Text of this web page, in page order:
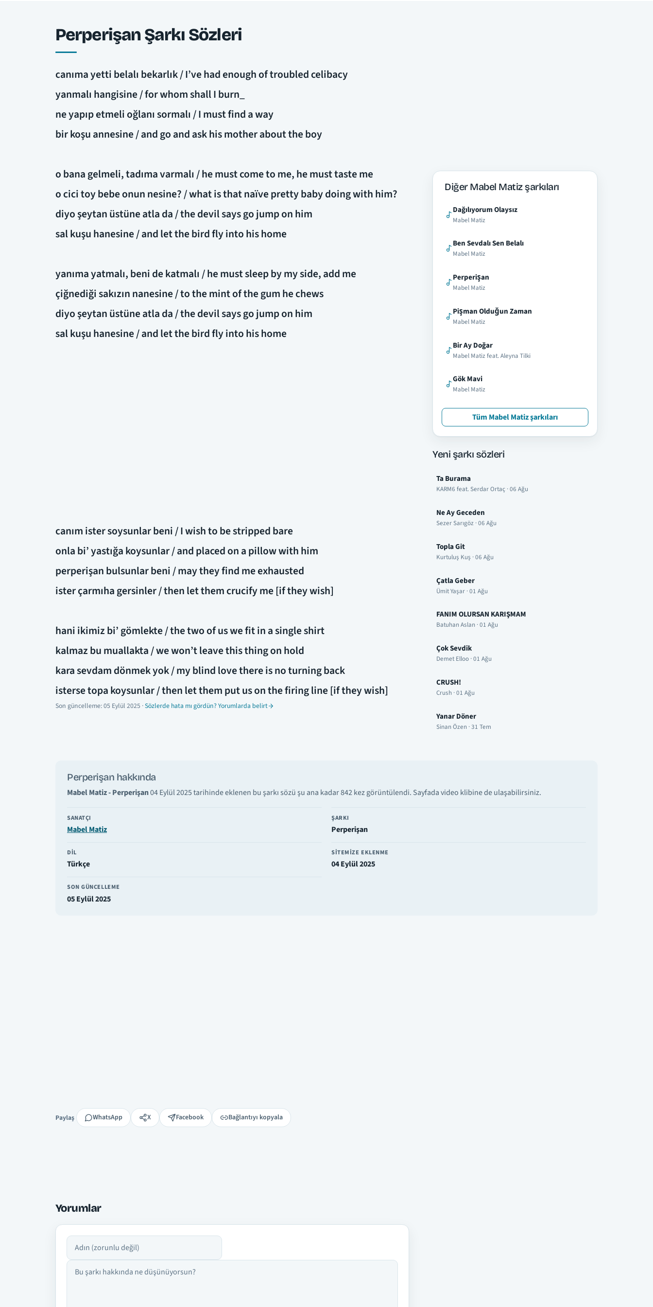
Perperişan Şarkı Sözleri
canıma yetti belalı bekarlık / I’ve had enough of troubled celibacy
yanmalı hangisine / for whom shall I burn_
ne yapıp etmeli oğlanı sormalı / I must find a way
bir koşu annesine / and go and ask his mother about the boy
o bana gelmeli, tadıma varmalı / he must come to me, he must taste me
o cici toy bebe onun nesine? / what is that naïve pretty baby doing with him?
diyo şeytan üstüne atla da / the devil says go jump on him
sal kuşu hanesine / and let the bird fly into his home
yanıma yatmalı, beni de katmalı / he must sleep by my side, add me
çiğnediği sakızın nanesine / to the mint of the gum he chews
diyo şeytan üstüne atla da / the devil says go jump on him
sal kuşu hanesine / and let the bird fly into his home
canım ister soysunlar beni / I wish to be stripped bare
onla bi’ yastığa koysunlar / and placed on a pillow with him
perperişan bulsunlar beni / may they find me exhausted
ister çarmıha gersinler / then let them crucify me [if they wish]
hani ikimiz bi’ gömlekte / the two of us we fit in a single shirt
kalmaz bu muallakta / we won’t leave this thing on hold
kara sevdam dönmek yok / my blind love there is no turning back
isterse topa koysunlar / then let them put us on the firing line [if they wish]
Son güncelleme:05 Eylül 2025 ·Sözlerde hata mı gördün? Yorumlarda belirt
Perperişan hakkında
Mabel Matiz - Perperişan04 Eylül 2025 tarihinde eklenen bu şarkı sözü şu ana kadar 842 kez görüntülendi. Sayfada video klibine de ulaşabilirsiniz.
SANATÇI
Mabel Matiz
ŞARKI
Perperişan
DIL
Türkçe
SITEMIZE EKLENME
04 Eylül 2025
SON GÜNCELLEME
05 Eylül 2025
Paylaş
Paylaş WhatsApp X Facebook Bağlantıyı kopyala
Yorumlar
Adın
Yorumun
Diğer Mabel Matiz şarkıları
Dağılıyorum Olaysız
Mabel Matiz
Ben Sevdalı Sen Belalı
Mabel Matiz
Perperişan
Mabel Matiz
Pişman Olduğun Zaman
Mabel Matiz
Bir Ay Doğar
Mabel Matiz feat. Aleyna Tilki
Gök Mavi
Mabel Matiz
Tüm Mabel Matiz şarkıları
Yeni şarkı sözleri
Ta Burama
KARM6 feat. Serdar Ortaç · 06 Ağu
Ne Ay Geceden
Sezer Sarıgöz · 06 Ağu
Topla Git
Kurtuluş Kuş · 06 Ağu
Çatla Geber
Ümit Yaşar · 01 Ağu
FANIM OLURSAN KARIŞMAM
Batuhan Aslan · 01 Ağu
Çok Sevdik
Demet Elloo · 01 Ağu
CRUSH!
Crush · 01 Ağu
Yanar Döner
Sinan Özen · 31 Tem